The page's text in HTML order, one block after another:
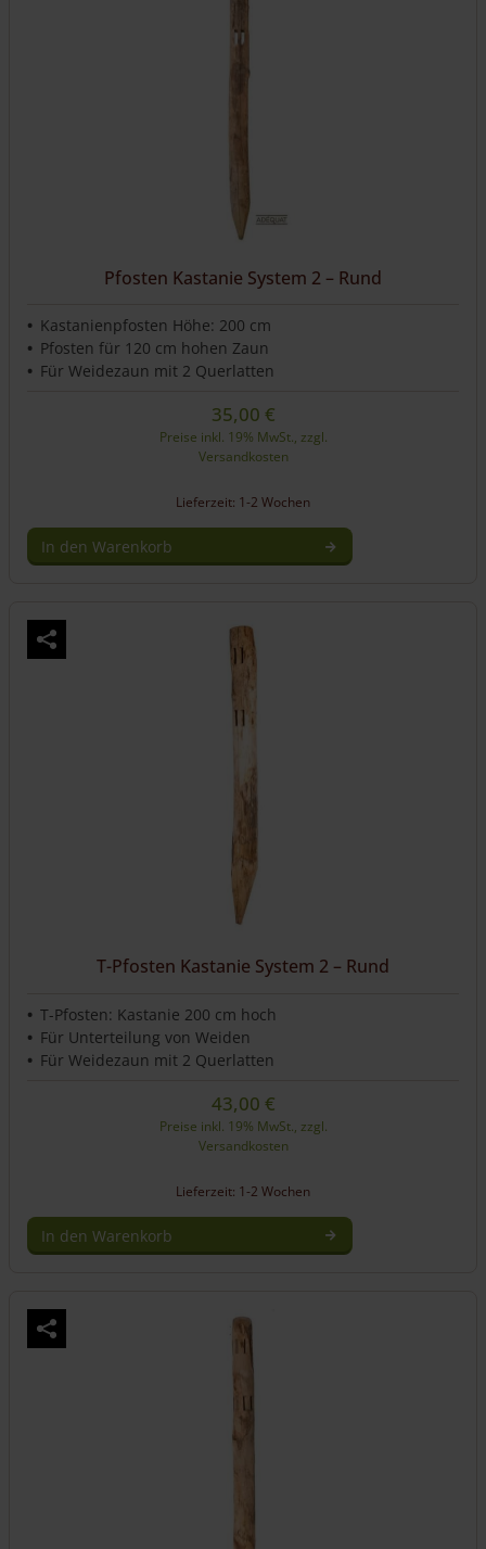
Pfosten Kastanie System 2 – Rund
Kastanienpfosten Höhe: 200 cm
Pfosten für 120 cm hohen Zaun
Für Weidezaun mit 2 Querlatten
35,00 €
Preise inkl. 19% MwSt., zzgl.
Versandkosten
Lieferzeit: 1-2 Wochen
In den Warenkorb
T-Pfosten Kastanie System 2 – Rund
T-Pfosten: Kastanie 200 cm hoch
Für Unterteilung von Weiden
Für Weidezaun mit 2 Querlatten
43,00 €
Preise inkl. 19% MwSt., zzgl.
Versandkosten
Lieferzeit: 1-2 Wochen
In den Warenkorb